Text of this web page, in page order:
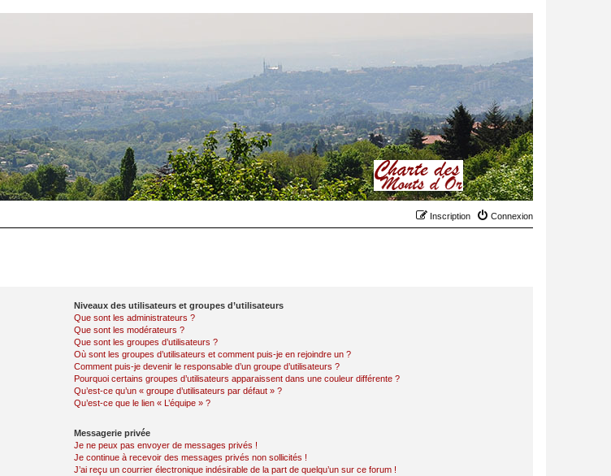
Connexion
Inscription
Niveaux des utilisateurs et groupes d’utilisateurs
Que sont les administrateurs ?
Que sont les modérateurs ?
Que sont les groupes d’utilisateurs ?
Où sont les groupes d’utilisateurs et comment puis-je en rejoindre un ?
Comment puis-je devenir le responsable d’un groupe d’utilisateurs ?
Pourquoi certains groupes d’utilisateurs apparaissent dans une couleur différente ?
Qu’est-ce qu’un « groupe d’utilisateurs par défaut » ?
Qu’est-ce que le lien « L’équipe » ?
Messagerie privée
Je ne peux pas envoyer de messages privés !
Je continue à recevoir des messages privés non sollicités !
J’ai reçu un courrier électronique indésirable de la part de quelqu’un sur ce forum !